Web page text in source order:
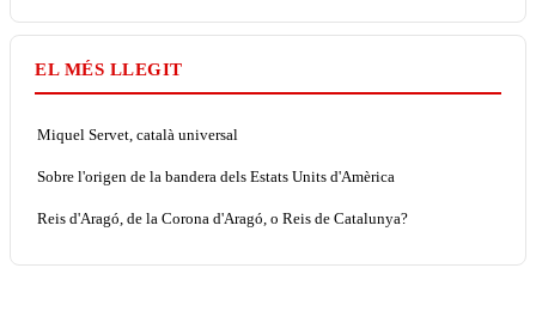
EL MÉS LLEGIT
Miquel Servet, català universal
Sobre l'origen de la bandera dels Estats Units d'Amèrica
Reis d'Aragó, de la Corona d'Aragó, o Reis de Catalunya?